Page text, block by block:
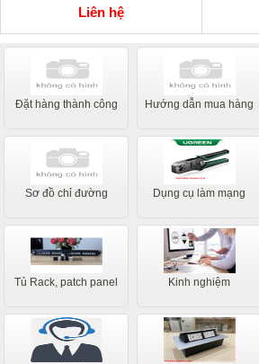
Liên hệ
Đặt hàng thành công Hướng dẫn mua hàng
Sơ đồ chỉ đường Dụng cụ làm mạng
Tủ Rack, patch panel Kinh nghiệm